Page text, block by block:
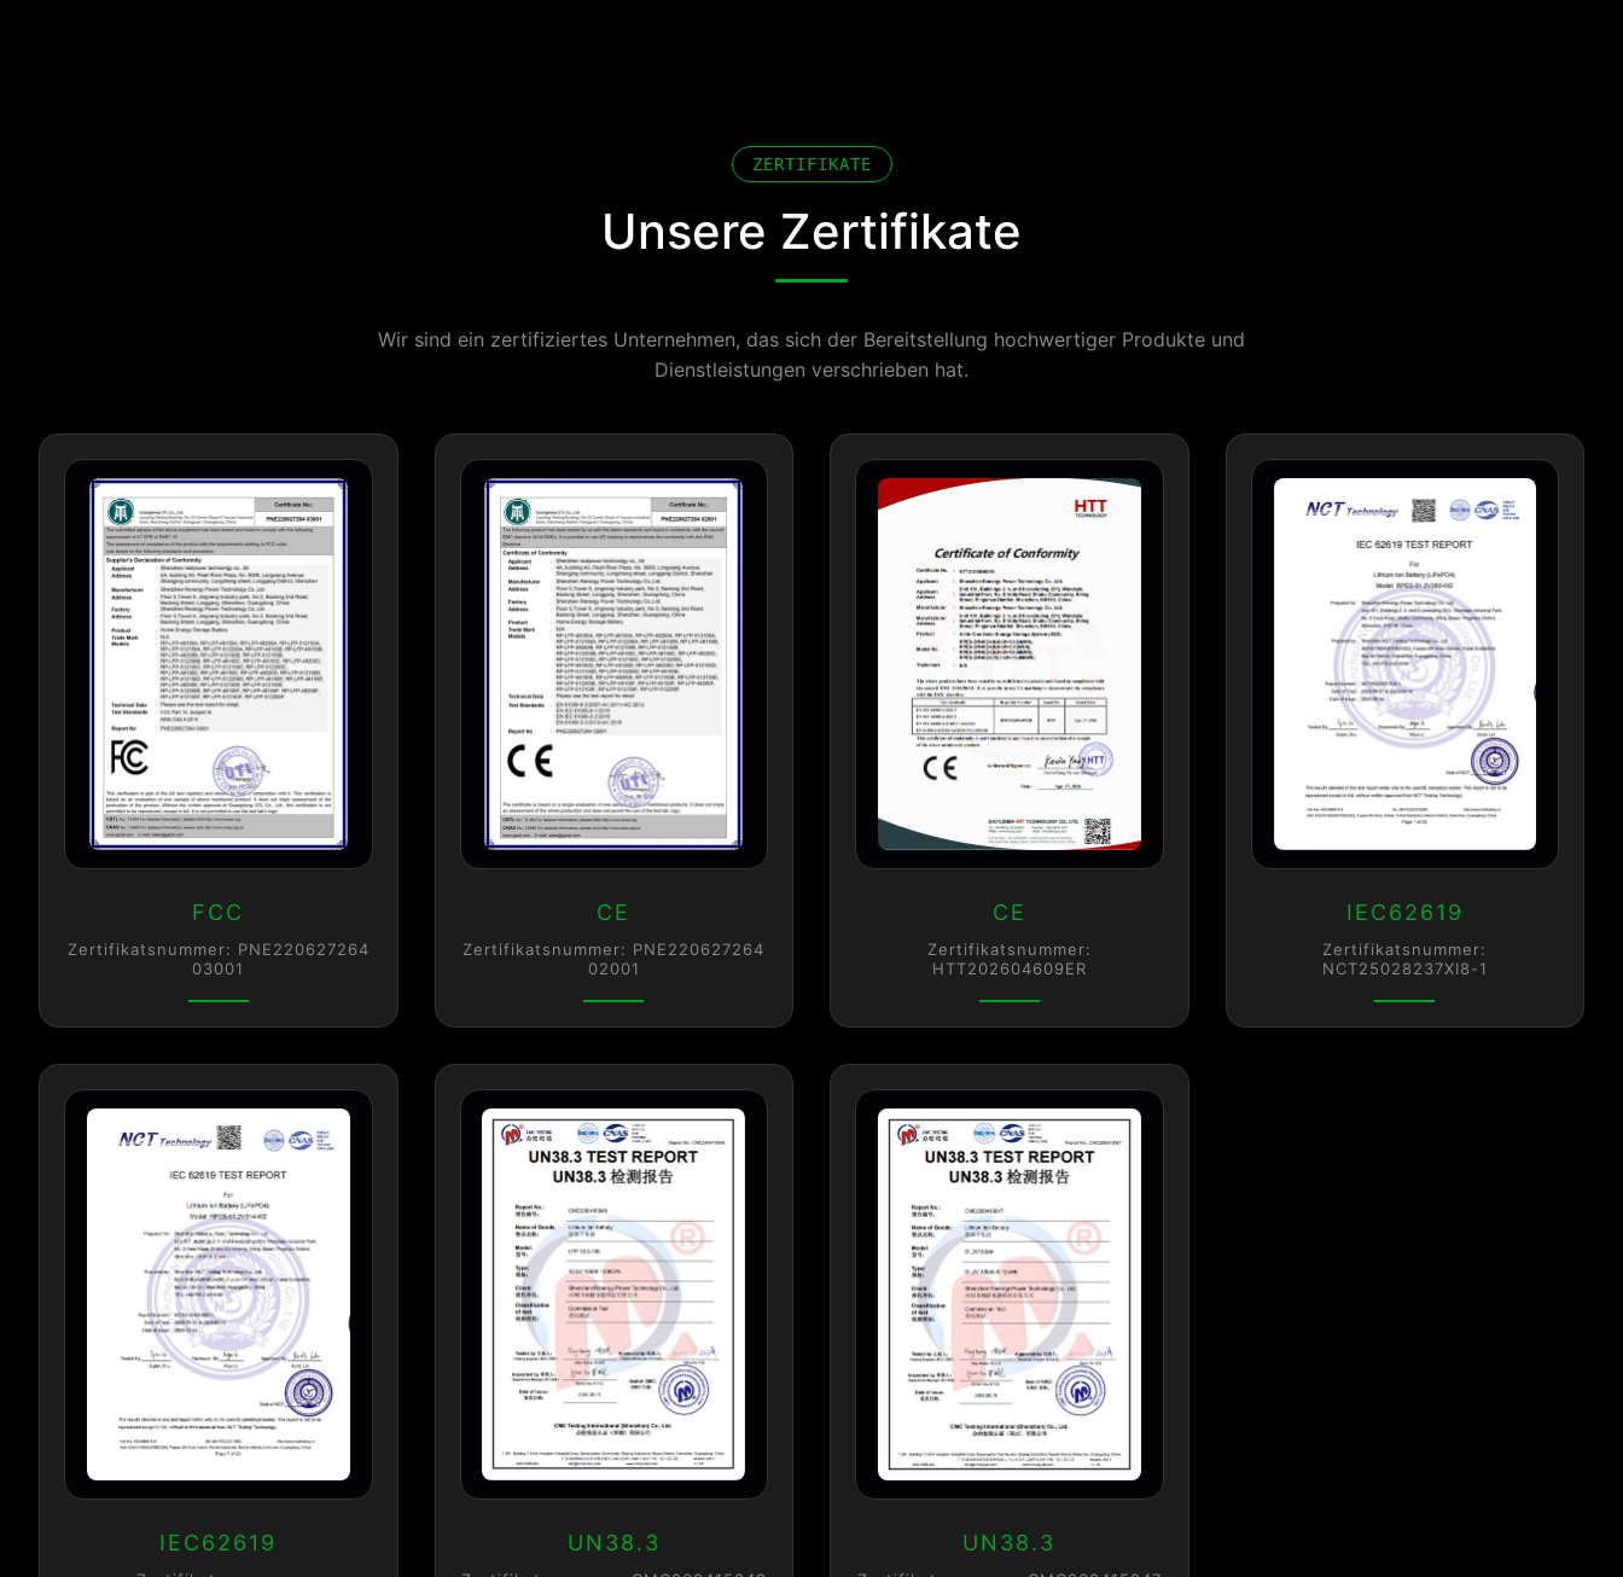
ZERTIFIKATE
Unsere Zertifikate
Wir sind ein zertifiziertes Unternehmen, das sich der Bereitstellung hochwertiger Produkte und
Dienstleistungen verschrieben hat.
FCC
Zertifikatsnummer: PNE220627264
03001
CE
Zertifikatsnummer: PNE220627264
02001
CE
Zertifikatsnummer:
HTT202604609ER
IEC62619
Zertifikatsnummer:
NCT25028237XI8-1
IEC62619 UN38.3 UN38.3